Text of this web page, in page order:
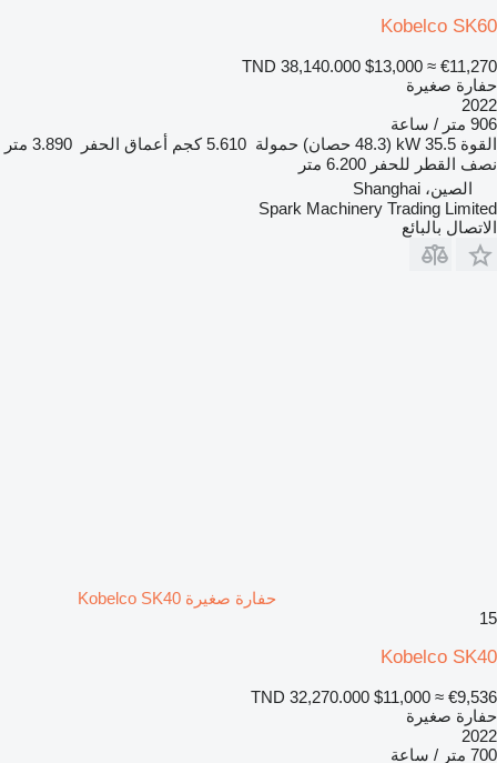
Kobelco SK60
TND 38,140.000 $13,000 ≈ €11,270
حفارة صغيرة
2022
906 متر / ساعة
القوة 35.5 kW (48.3 حصان) حمولة 5.610 كجم أعماق الحفر
3.890 متر
نصف القطر للحفر 6.200 متر
الصين، Shanghai
Spark Machinery Trading Limited
الاتصال بالبائع
حفارة صغيرة Kobelco SK40
15
Kobelco SK40
TND 32,270.000 $11,000 ≈ €9,536
حفارة صغيرة
2022
700 متر / ساعة